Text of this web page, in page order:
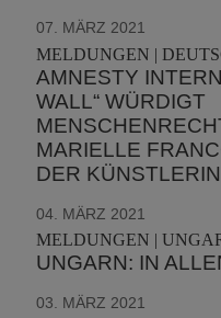
07. MÄRZ 2021
MELDUNGEN |
AMNESTY
WALL“ WÜRDIGT
MARIELLE
DER
04. MÄRZ 2021
MELDUNGEN |
UNGARN: IN
03. MÄRZ 2021